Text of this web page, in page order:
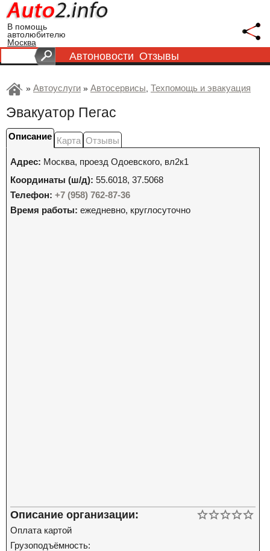
В помощь
автолюбителю
Москва
Автоновости Отзывы
» Автоуслуги » Автосервисы, Техпомощь и эвакуация
Эвакуатор Пегас
Описание Карта Отзывы
Адрес: Москва, проезд Одоевского, вл2к1
Координаты (ш/д): 55.6018, 37.5068
Телефон: +7 (958) 762-87-36
Время работы: ежедневно, круглосуточно
Описание организации:
Оплата картой
Грузоподъёмность: